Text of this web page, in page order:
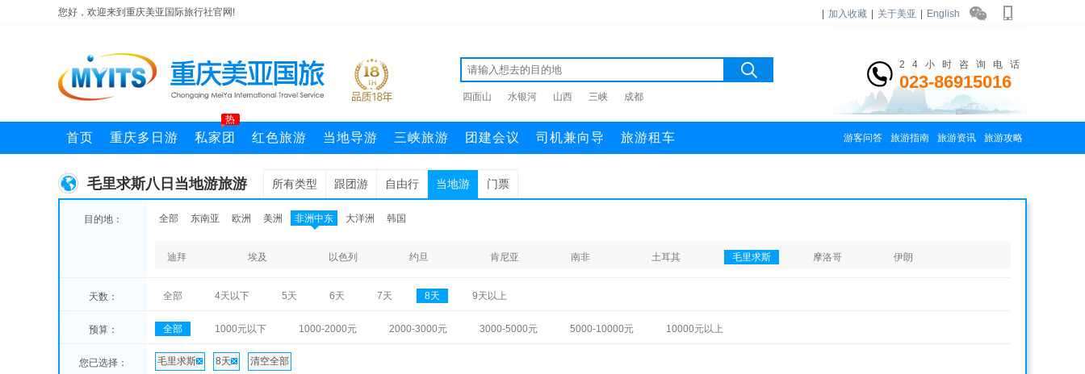
您好，欢迎来到重庆美亚国际旅行社官网! 加入收藏 关于美亚 English
四面山 水银河 山西 三峡 成都
24小时咨询电话
023-86915016
首页 重庆多日游 私家团
热
红色旅游 当地导游 三峡旅游 团建会议 司机兼向导 旅游租车 游客问答 旅游指南 旅游资讯 旅游攻略
毛里求斯八日当地游旅游 所有类型 跟团游 自由行 当地游 门票
目的地： 全部 东南亚 欧洲 美洲 非洲中东 大洋洲 韩国
迪拜 埃及 以色列 约旦 肯尼亚 南非 土耳其 毛里求斯 摩洛哥 伊朗
天数： 全部 4天以下 5天 6天 7天 8天 9天以上
预算： 全部 1000元以下 1000-2000元 2000-3000元 3000-5000元 5000-10000元 10000元以上
您已选择： 毛里求斯 8天 清空全部